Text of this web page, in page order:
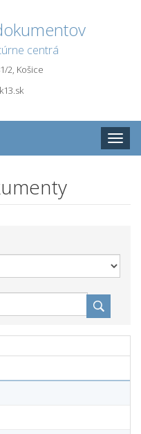
centrá
2, Košice
Toggle